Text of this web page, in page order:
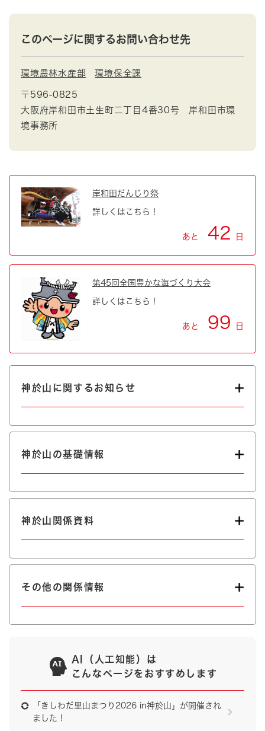
このページに関するお問い合わせ先
環境農林水産部 環境保全課
〒596-0825
大阪府岸和田市土生町二丁目4番30号 岸和田市環
境事務所
岸和田だんじり祭
詳しくはこちら！
あと 42 日
第45回全国豊かな海づくり大会
詳しくはこちら！
あと 99 日
神於山に関するお知らせ
神於山の基礎情報
神於山関係資料
その他の関係情報
AI（人工知能）は
こんなページをおすすめします
「きしわだ里山まつり2026 in神於山」が開催され
ました！